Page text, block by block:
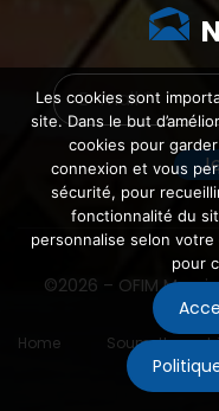
©2026 – OFIM
Home Soumettre un
Les cookies sont
site. Dans le but
cookies pour
connexion et vous
sécurité, pour
fonctionnalité du
personnalise selon
pour